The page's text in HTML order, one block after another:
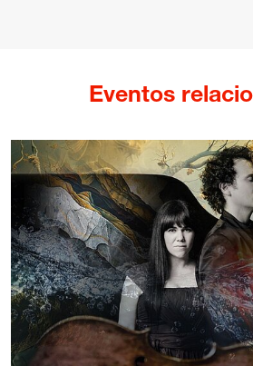
Canal de
Eventos